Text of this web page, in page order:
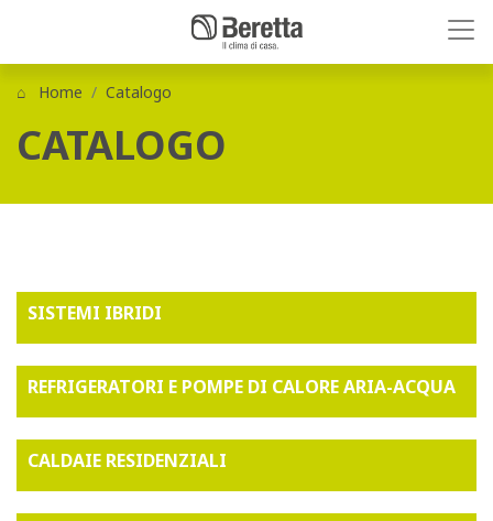
Home Catalogo
CATALOGO
SISTEMI IBRIDI
REFRIGERATORI E POMPE DI CALORE ARIA-ACQUA
CALDAIE RESIDENZIALI